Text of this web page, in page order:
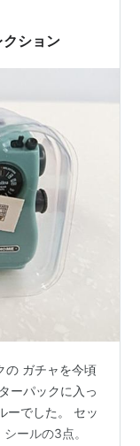
ション
の ガチャを今頃
ーパックに入っ
ーでした。 セッ
ールの3点。